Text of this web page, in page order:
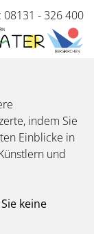
08131 - 326 400
indem Sie
Einblicke in
und
keine